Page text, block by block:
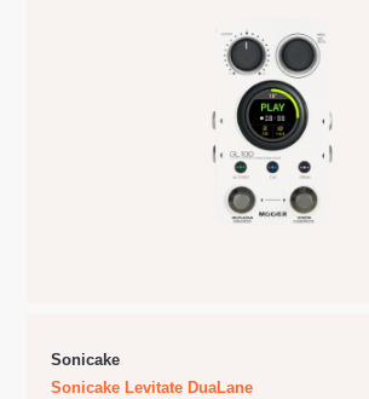
Sonicake
Sonicake Levitate DuaLane